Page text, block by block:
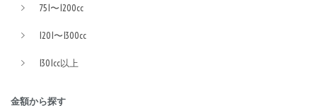
751〜1200cc
1201〜1300cc
1301cc以上
金額から探す